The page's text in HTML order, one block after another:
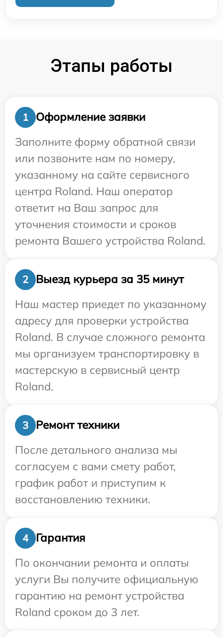
Этапы работы
1
Оформление заявки
Заполните форму обратной связи
или позвоните нам по номеру,
указанному на сайте сервисного
центра Roland. Наш оператор
ответит на Ваш запрос для
уточнения стоимости и сроков
ремонта Вашего устройства Roland.
2
Выезд курьера за 35 минут
Наш мастер приедет по указанному
адресу для проверки устройства
Roland. В случае сложного ремонта
мы организуем транспортировку в
мастерскую в сервисный центр
Roland.
3
Ремонт техники
После детального анализа мы
согласуем с вами смету работ,
график работ и приступим к
восстановлению техники.
4
Гарантия
По окончании ремонта и оплаты
услуги Вы получите официальную
гарантию на ремонт устройства
Roland сроком до 3 лет.